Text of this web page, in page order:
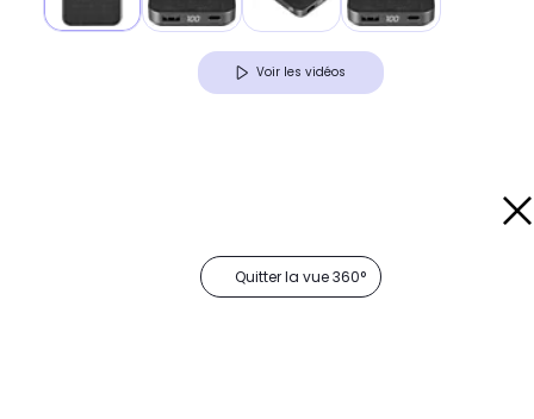
Voir les vidéos
Quitter la vue 360°